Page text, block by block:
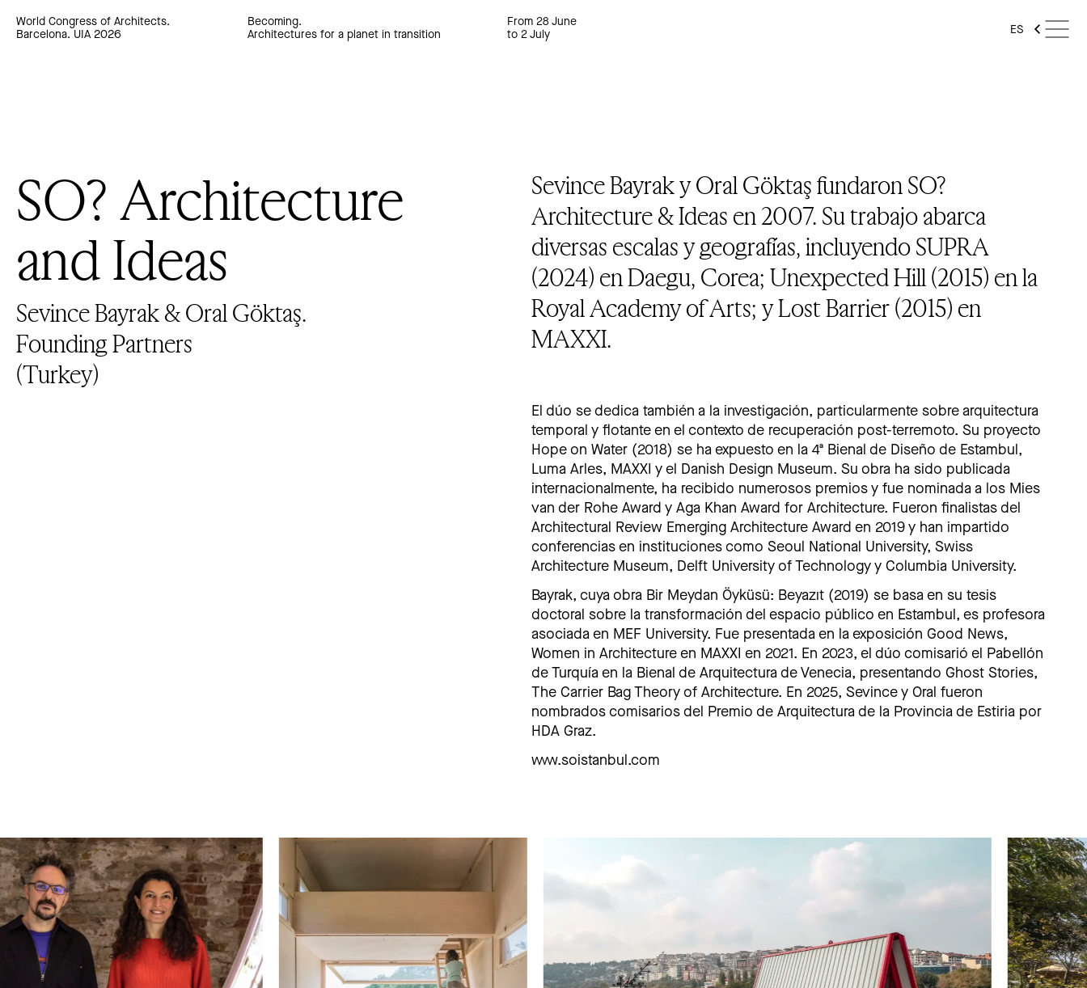
World Congress of Architects.
Barcelona. UIA 2026
Becoming.
Architectures for a planet in transition
From 28 June
to 2 July
ES
SO? Architecture
and Ideas
Sevince Bayrak & Oral Göktaş.
Founding Partners
(Turkey)
Sevince Bayrak y Oral Göktaş fundaron SO?
Architecture & Ideas en 2007. Su trabajo abarca
diversas escalas y geografías, incluyendo SUPRA
(2024) en Daegu, Corea; Unexpected Hill (2015) en la
Royal Academy of Arts; y Lost Barrier (2015) en
MAXXI.
El dúo se dedica también a la investigación, particularmente sobre arquitectura
temporal y flotante en el contexto de recuperación post-terremoto. Su proyecto
Hope on Water (2018) se ha expuesto en la 4ª Bienal de Diseño de Estambul,
Luma Arles, MAXXI y el Danish Design Museum. Su obra ha sido publicada
internacionalmente, ha recibido numerosos premios y fue nominada a los Mies
van der Rohe Award y Aga Khan Award for Architecture. Fueron finalistas del
Architectural Review Emerging Architecture Award en 2019 y han impartido
conferencias en instituciones como Seoul National University, Swiss
Architecture Museum, Delft University of Technology y Columbia University.
Bayrak, cuya obra Bir Meydan Öyküsü: Beyazıt (2019) se basa en su tesis
doctoral sobre la transformación del espacio público en Estambul, es profesora
asociada en MEF University. Fue presentada en la exposición Good News,
Women in Architecture en MAXXI en 2021. En 2023, el dúo comisarió el Pabellón
de Turquía en la Bienal de Arquitectura de Venecia, presentando Ghost Stories,
The Carrier Bag Theory of Architecture. En 2025, Sevince y Oral fueron
nombrados comisarios del Premio de Arquitectura de la Provincia de Estiria por
HDA Graz.
www.soistanbul.com